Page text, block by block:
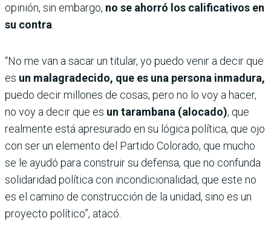
opinión, sin embargo, no se ahorró los calificativos en
su contra
“No me van a sacar un titular, yo puedo venir a decir que
es un malagradecido, que es una persona inmadura,
puedo decir millones de cosas, pero no lo voy a hacer,
no voy a decir que es un tarambana (alocado), que
realmente está apresurado en su lógica política, que ojo
con ser un elemento del Partido Colorado, que mucho
se le ayudó para construir su defensa, que no confunda
solidaridad política con incondicionalidad, que este no
es el camino de construcción de la unidad, sino es un
proyecto político”, atacó.